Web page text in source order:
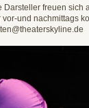
Darsteller freuen sich
und nachmittags